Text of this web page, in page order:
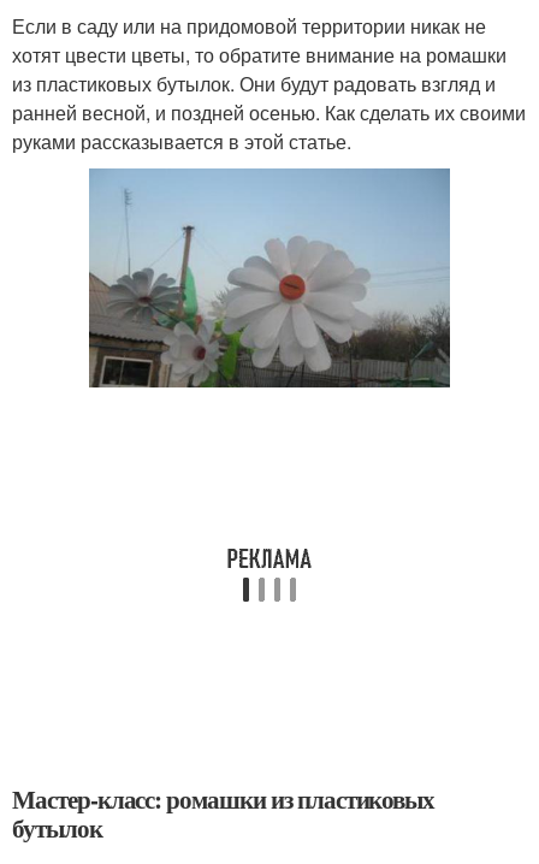
Если в саду или на придомовой территории никак не
хотят цвести цветы, то обратите внимание на ромашки
из пластиковых бутылок. Они будут радовать взгляд и
ранней весной, и поздней осенью. Как сделать их своими
руками рассказывается в этой статье.
Мастер-класс: ромашки из пластиковых
бутылок